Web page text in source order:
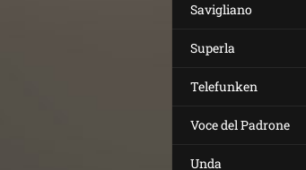
Savigliano
Superla
Telefunken
Voce del Padrone
Unda